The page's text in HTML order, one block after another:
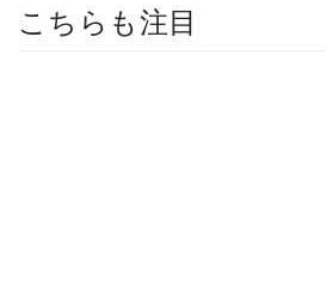
こちらも注目